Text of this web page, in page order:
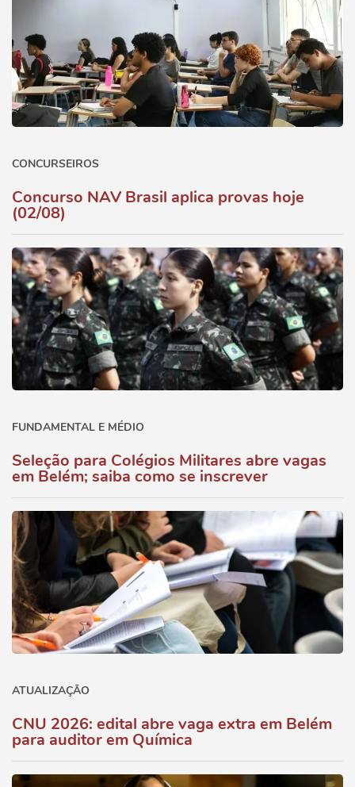
CONCURSEIROS
Concurso NAV Brasil aplica provas hoje
(02/08)
FUNDAMENTAL E MÉDIO
Seleção para Colégios Militares abre vagas
em Belém; saiba como se inscrever
ATUALIZAÇÃO
CNU 2026: edital abre vaga extra em Belém
para auditor em Química